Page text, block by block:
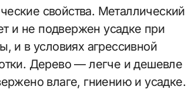
свойства. Металлический
и не подвержен усадке при
и в условиях агрессивной
Дерево — легче и дешевле
влаге, гниению и усадке.